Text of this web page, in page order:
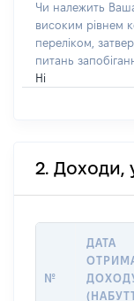
Чи належить
високим рівнем
переліком,
питань
Ні
2. Доходи,
№
ДАТА